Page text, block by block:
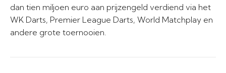
dan tien miljoen euro aan prijzengeld verdiend via het
WK Darts, Premier League Darts, World Matchplay en
andere grote toernooien.